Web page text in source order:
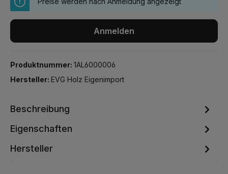
Anmelden
Produktnummer: 1AL6000006
Hersteller: EVG Holz Eigenimport
Beschreibung
Eigenschaften
Hersteller